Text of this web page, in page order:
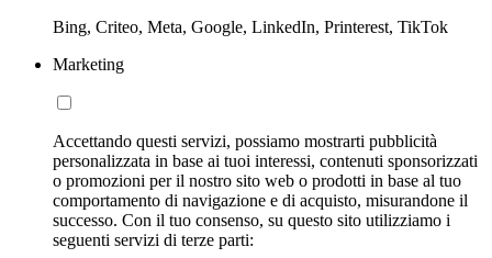
Bing, Criteo, Meta, Google, LinkedIn, Printerest, TikTok
Marketing
Accettando questi servizi, possiamo mostrarti pubblicità
personalizzata in base ai tuoi interessi, contenuti sponsorizzati
o promozioni per il nostro sito web o prodotti in base al tuo
comportamento di navigazione e di acquisto, misurandone il
successo. Con il tuo consenso, su questo sito utilizziamo i
seguenti servizi di terze parti: